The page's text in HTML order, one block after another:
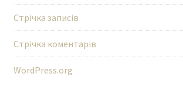
Стрічка записів
Стрічка коментарів
WordPress.org